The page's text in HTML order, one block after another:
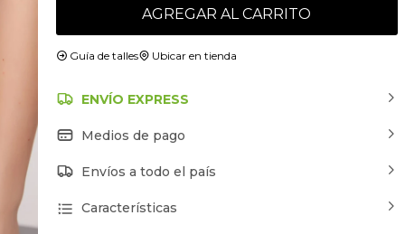
AGREGAR AL CARRITO
Guía de talles Ubicar en tienda
ENVÍO EXPRESS
Medios de pago
Envíos a todo el país
Características